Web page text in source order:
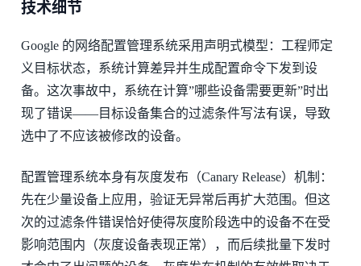
技术细节
Google 的网络配置管理系统采用声明式模型：工程师定
义目标状态，系统计算差异并生成配置命令下发到设
备。这次事故中，系统在计算”哪些设备需要更新”时出
现了错误——目标设备集合的过滤条件写法有误，导致
选中了不应该被修改的设备。
配置管理系统本身有灰度发布（Canary Release）机制：
先在少量设备上应用，验证无异常后再扩大范围。但这
次的过滤条件错误恰好使得灰度阶段选中的设备不在受
影响范围内（灰度设备表现正常），而后续批量下发时